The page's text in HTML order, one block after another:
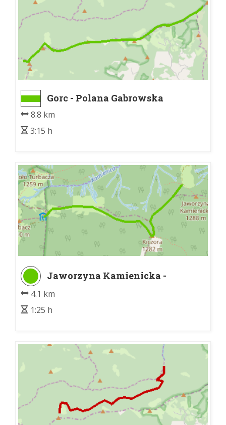
Gorc - Polana Gabrowska
8.8 km
3:15 h
Jaworzyna Kamienicka -
Schronisko PTTK na Turbaczu
4.1 km
1:25 h